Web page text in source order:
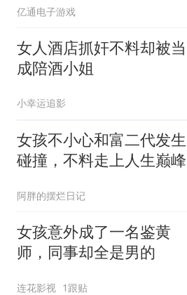
亿通电子游戏
女人酒店抓奸不料却被当
成陪酒小姐
小幸运追影
女孩不小心和富二代发生
碰撞，不料走上人生巅峰
阿胖的摆烂日记
女孩意外成了一名鉴黄
师，同事却全是男的
连花影视 1跟贴